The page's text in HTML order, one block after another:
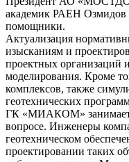
академик РАЕН Озмидов
помощники.
Актуализация
изысканиям и
проектных организаций
моделирования. Кроме
комплексов, также
геотехнических
ГК «МИАКОМ» занимает
вопросе. Инженеры
геотехническом
проектировании таких